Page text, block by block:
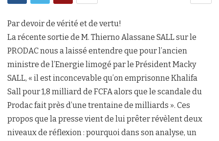
Par devoir de vérité et de vertu!
La récente sortie de M. Thierno Alassane SALL sur le
PRODAC nous a laissé entendre que pour l’ancien
ministre de l’Energie limogé par le Président Macky
SALL, « il est inconcevable qu’on emprisonne Khalifa
Sall pour 1,8 milliard de FCFA alors que le scandale du
Prodac fait près d’une trentaine de milliards ». Ces
propos que la presse vient de lui prêter révèlent deux
niveaux de réflexion : pourquoi dans son analyse, un